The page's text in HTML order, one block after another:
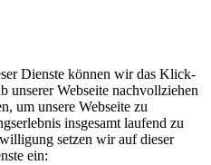
Dienste können wir das Klick-
unserer Webseite nachvollziehen
um unsere Webseite zu
insgesamt laufend zu
setzen wir auf dieser
ein: